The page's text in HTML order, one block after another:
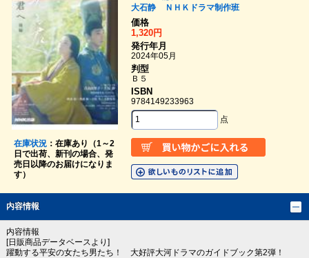
在庫状況：在庫あり（1～2
日で出荷、新刊の場合、発
売日以降のお届けになりま
す）
大石静
ＮＨＫドラマ制作班
価格
1,320円
発行年月
2024年05月
判型
Ｂ５
ISBN
9784149233963
点
内容情報
内容情報
[日販商品データベースより]
躍動する平安の女たち男たち！ 大好評大河ドラマのガイドブック第2弾！